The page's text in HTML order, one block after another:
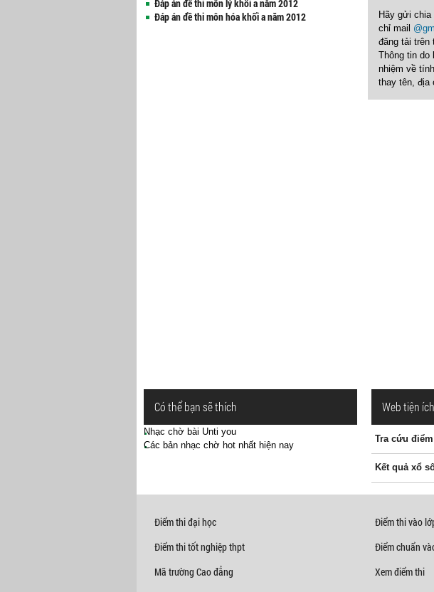
Đáp án đề thi môn lý khối a năm 2012
Đáp án đề thi môn hóa khối a năm 2012
Hãy gửi
chỉ mail
đăng tải trên
Thông tin do
nhiệm về
thay tên, địa
Có thể bạn sẽ thích
Nhạc chờ bài Unti you
Các bản nhạc chờ hot nhất hiện nay
Web tiện
Tra cứu
Kết quả xổ
Điểm thi đại học Điểm thi vào
Điểm thi tốt nghiệp thpt
Điểm chuẩn
Mã trường Cao đẳng
Xem điểm thi